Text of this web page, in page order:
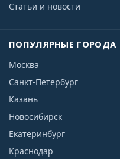
Статьи и новости
ПОПУЛЯРНЫЕ ГОРОДА
Москва
Санкт-Петербург
Казань
Новосибирск
Екатеринбург
Краснодар